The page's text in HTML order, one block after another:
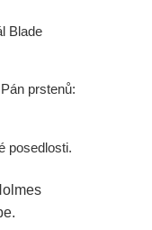
Blade
prstenů:
posedlosti.